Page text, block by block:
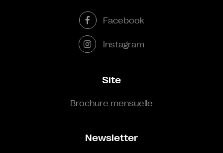
Facebook
Instagram
Site
Brochure mensuelle
Newsletter